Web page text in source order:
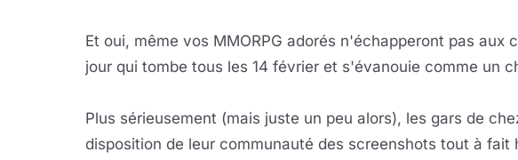
Et oui, même vos MMORPG adorés n'échapperont pas aux
jour qui tombe tous les 14 février et s'évanouie comme un
Plus sérieusement (mais juste un peu alors), les gars de
disposition de leur communauté des screenshots tout à fait